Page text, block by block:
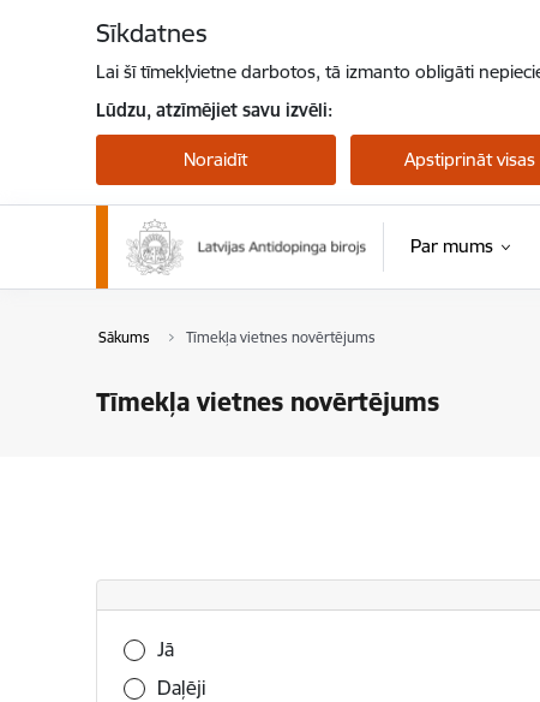
Sīkdatnes
Lai šī tīmekļvietne darbotos, tā izmanto obligāti
Lūdzu, atzīmējiet savu izvēli:
Noraidīt Apstiprināt visas
Par mums
Sākums Tīmekļa vietnes novērtējums
Tīmekļa vietnes novērtējums
Vai šī informācija bija noderīga?
Jā
Daļēji